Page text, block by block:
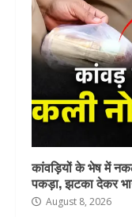
कांवड़ियों के भेष में
पकड़ा, झटका देकर
August 8, 2026